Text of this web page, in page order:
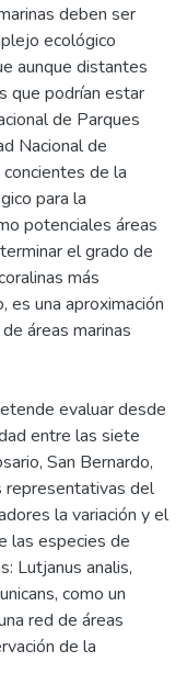
deben ser
ecológico
aunque distantes
que podrían estar
de Parques
Nacional de
de la
para la
potenciales áreas
el grado de
más
es una aproximación
áreas marinas
evaluar desde
entre las siete
San Bernardo,
representativas del
la variación y el
las especies de
Lutjanus analis,
como un
red de áreas
de la